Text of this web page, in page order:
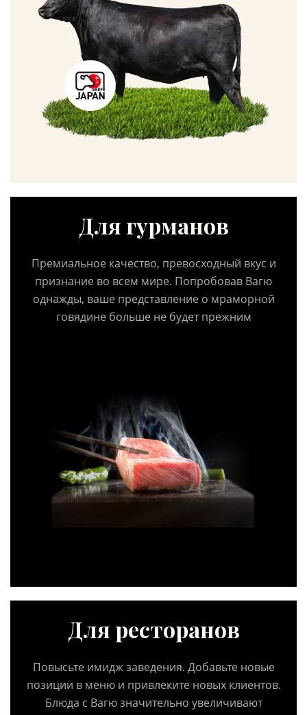
Для гурманов
Премиальное качество, превосходный вкус и
признание во всем мире. Попробовав Вагю
однажды, ваше представление о мраморной
говядине больше не будет прежним
Для ресторанов
Повысьте имидж заведения. Добавьте новые
позиции в меню и привлеките новых клиентов.
Блюда с Вагю значительно увеличивают